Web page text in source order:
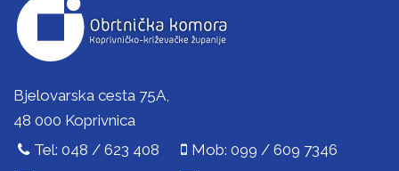
Bjelovarska cesta 75A,
48 000 Koprivnica
Tel: 048 / 623 408
Mob: 099 / 609 7346